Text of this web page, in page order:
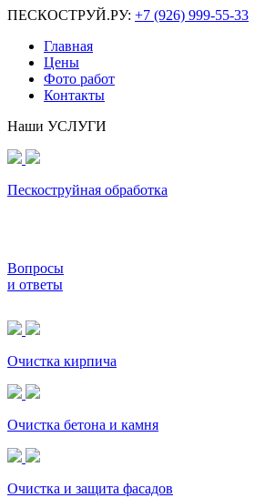
ПЕСКОСТРУЙ.РУ: +7 (926) 999-55-33
Главная
Цены
Фото работ
Контакты
Наши УСЛУГИ
Пескоструйная обработка
Вопросы
и ответы
Очистка кирпича
Очистка бетона и камня
Очистка и защита фасадов